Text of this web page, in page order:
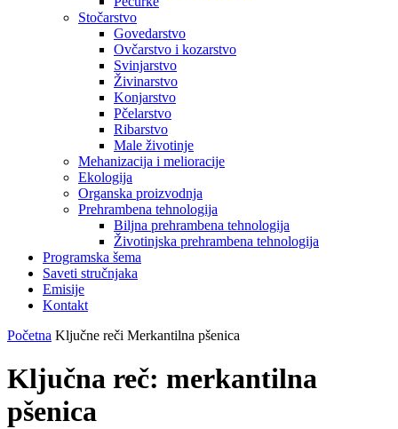
Stočarstvo
Govedarstvo
Ovčarstvo i kozarstvo
Svinjarstvo
Živinarstvo
Konjarstvo
Pčelarstvo
Ribarstvo
Male životinje
Mehanizacija i melioracije
Ekologija
Organska proizvodnja
Prehrambena tehnologija
Biljna prehrambena tehnologija
Životinjska prehrambena tehnologija
Programska šema
Saveti stručnjaka
Emisije
Kontakt
Početna Ključne reči Merkantilna pšenica
Ključna reč: merkantilna
pšenica